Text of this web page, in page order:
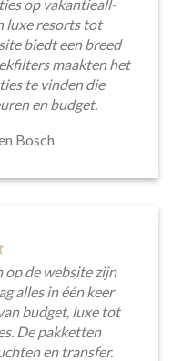
op vakantieall-
luxe resorts tot
biedt een breed
maakten het
te vinden die
en budget.
Bosch
op de website zijn
alles in één keer
budget, luxe tot
De pakketten
en transfer.